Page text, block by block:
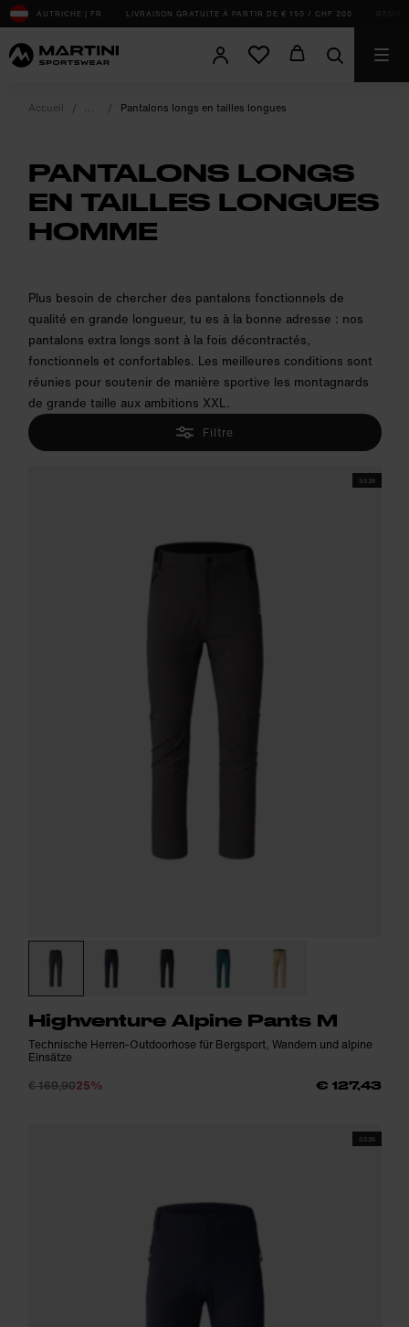
sr.Table Of Content
AUTRICHE | FR LIVRAISON GRATUITE À PARTIR DE € 150 / CHF 200
Accueil Pantalons longs en tailles longues
PANTALONS LONGS
EN TAILLES LONGUES
HOMME
Plus besoin de chercher des pantalons fonctionnels de
qualité en grande longueur, tu es à la bonne adresse : nos
pantalons extra longs sont à la fois décontractés,
fonctionnels et confortables. Les meilleures conditions sont
réunies pour soutenir de manière sportive les montagnards
de grande taille aux ambitions XXL.
Filtre
SS26
Highventure Alpine Pants M
Technische Herren-Outdoorhose für Bergsport, Wandern und alpine
Einsätze
€ 169,9025% € 127,43
SS26